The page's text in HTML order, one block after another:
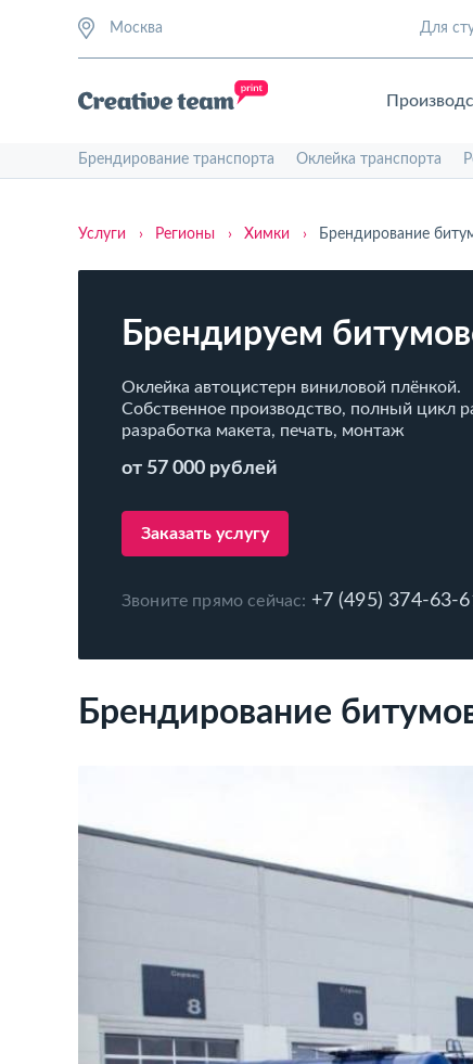
Москва Для
Брендирование транспорта Оклейка транспорта
Услуги › Регионы › Химки › Брендирование
Брендируем
Оклейка автоцистерн виниловой плёнкой.
Собственное производство, полный цикл
разработка макета, печать, монтаж
от 57 000 рублей
Заказать услугу
Звоните прямо сейчас: +7 (495) 374-63-
Брендирование